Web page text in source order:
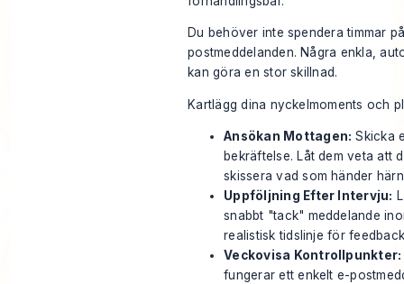
Du behöver inte spendera timmar
postmeddelanden. Några enkla,
kan göra en stor skillnad.
Kartlägg dina nyckelmoments och
Ansökan Mottagen: Skicka
bekräftelse. Låt dem veta att
skissera vad som händer
Uppföljning Efter Intervju:
snabbt "tack" meddelande
realistisk tidslinje för
Veckovisa Kontrollpunkter:
fungerar ett enkelt e-